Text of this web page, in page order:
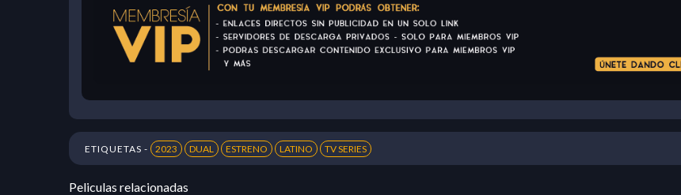
ETIQUETAS - 2023 DUAL ESTRENO LATINO TV SERIES
Peliculas relacionadas